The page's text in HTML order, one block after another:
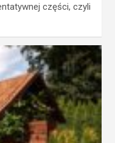
części, czyli